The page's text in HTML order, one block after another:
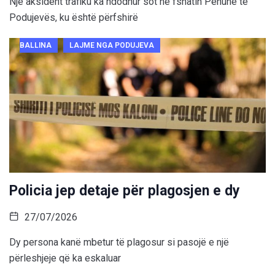
Podujevës, ku është përfshirë
BALLINA LAJME NGA PODUJEVA
Policia jep detaje për plagosjen e dy
27/07/2026
Dy persona kanë mbetur të plagosur si pasojë e një
përleshjeje që ka eskaluar